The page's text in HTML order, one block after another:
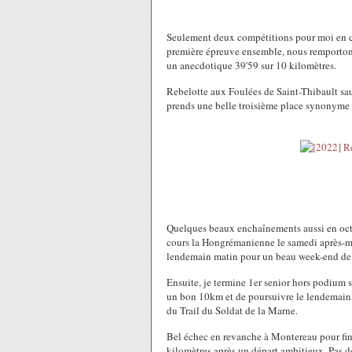
Seulement deux compétitions pour moi en
première épreuve ensemble, nous
un anecdotique 39'59 sur 10 kilomètres.
Rebelotte aux Foulées de Saint-Thibault
prends une belle troisième place
Quelques beaux enchaînements aussi en
cours la Hongrémanienne le samedi
lendemain matin pour un beau week-end
Ensuite, je termine 1er senior hors podium
un bon 10km et de poursuivre le
du Trail du Soldat de la Marne.
Bel échec en revanche à Montereau pour